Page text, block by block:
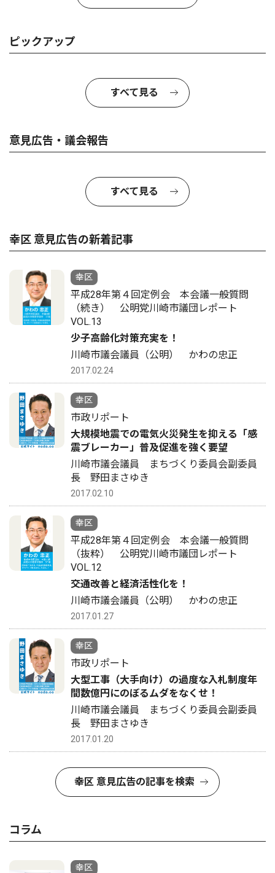
ピックアップ
すべて見る
意見広告・議会報告
すべて見る
幸区 意見広告の新着記事
幸区
平成28年第４回定例会 本会議一般質問
（続き） 公明党川崎市議団レポート
VOL.13
少子高齢化対策充実を！
川崎市議会議員（公明） かわの忠正
2017.02.24
幸区
市政リポート
大規模地震での電気火災発生を抑える「感
震ブレーカー」普及促進を強く要望
川崎市議会議員 まちづくり委員会副委員
長 野田まさゆき
2017.02.10
幸区
平成28年第４回定例会 本会議一般質問
（抜粋） 公明党川崎市議団レポート
VOL.12
交通改善と経済活性化を！
川崎市議会議員（公明） かわの忠正
2017.01.27
幸区
市政リポート
大型工事（大手向け）の過度な入札制度年
間数億円にのぼるムダをなくせ！
川崎市議会議員 まちづくり委員会副委員
長 野田まさゆき
2017.01.20
幸区 意見広告の記事を検索
コラム
幸区